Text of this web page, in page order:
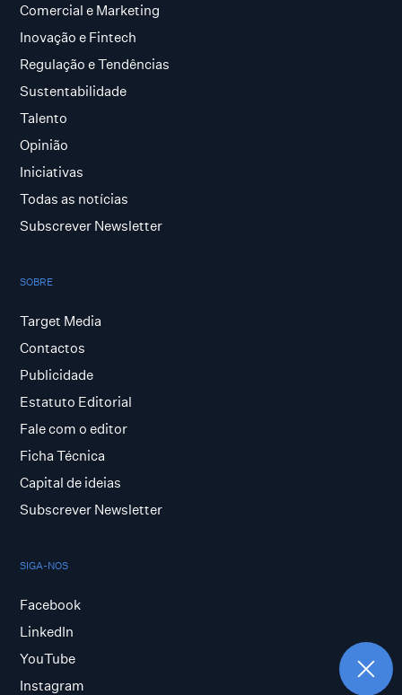
Comercial e Marketing
Inovação e Fintech
Regulação e Tendências
Sustentabilidade
Talento
Opinião
Iniciativas
Todas as notícias
Subscrever Newsletter
SOBRE
Target Media
Contactos
Publicidade
Estatuto Editorial
Fale com o editor
Ficha Técnica
Capital de ideias
Subscrever Newsletter
SIGA-NOS
Facebook
LinkedIn
YouTube
Instagram